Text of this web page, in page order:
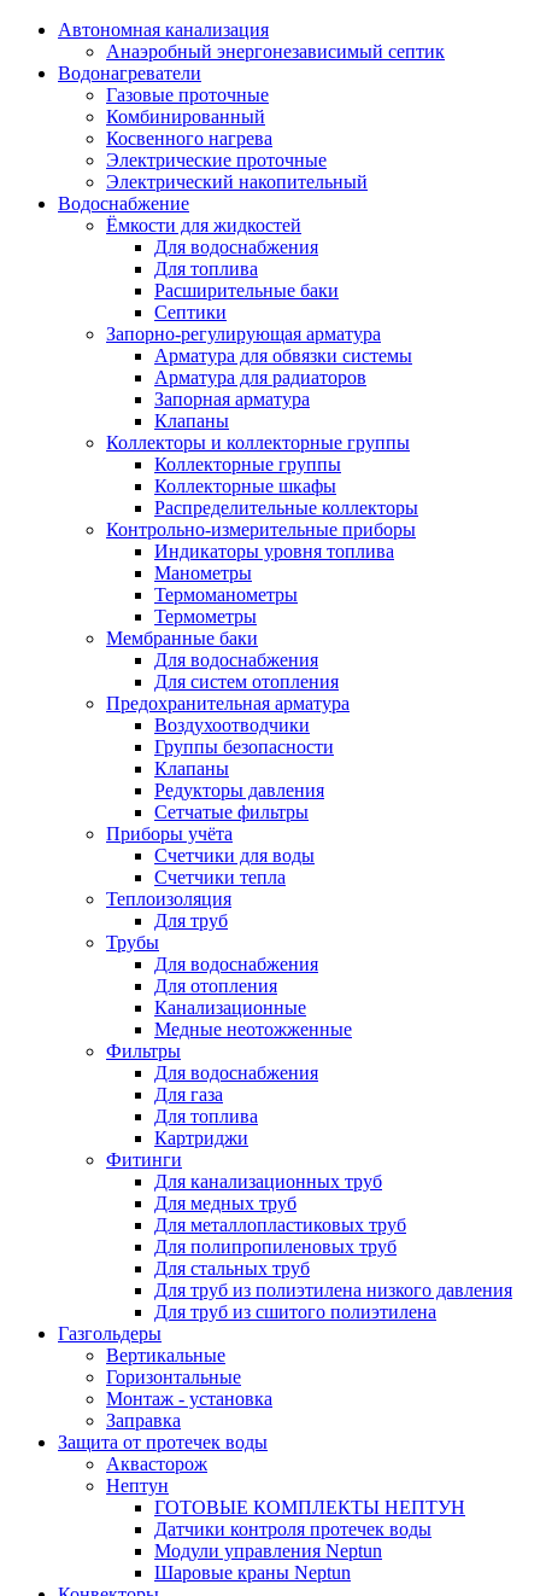
Автономная канализация
Анаэробный энергонезависимый септик
Водонагреватели
Газовые проточные
Комбинированный
Косвенного нагрева
Электрические проточные
Электрический накопительный
Водоснабжение
Ёмкости для жидкостей
Для водоснабжения
Для топлива
Расширительные баки
Септики
Запорно-регулирующая арматура
Арматура для обвязки системы
Арматура для радиаторов
Запорная арматура
Клапаны
Коллекторы и коллекторные группы
Коллекторные группы
Коллекторные шкафы
Распределительные коллекторы
Контрольно-измерительные приборы
Индикаторы уровня топлива
Манометры
Термоманометры
Термометры
Мембранные баки
Для водоснабжения
Для систем отопления
Предохранительная арматура
Воздухоотводчики
Группы безопасности
Клапаны
Редукторы давления
Сетчатые фильтры
Приборы учёта
Счетчики для воды
Счетчики тепла
Теплоизоляция
Для труб
Трубы
Для водоснабжения
Для отопления
Канализационные
Медные неотожженные
Фильтры
Для водоснабжения
Для газа
Для топлива
Картриджи
Фитинги
Для канализационных труб
Для медных труб
Для металлопластиковых труб
Для полипропиленовых труб
Для стальных труб
Для труб из полиэтилена низкого давления
Для труб из сшитого полиэтилена
Газгольдеры
Вертикальные
Горизонтальные
Монтаж - установка
Заправка
Защита от протечек воды
Аквасторож
Нептун
ГОТОВЫЕ КОМПЛЕКТЫ НЕПТУН
Датчики контроля протечек воды
Модули управления Neptun
Шаровые краны Neptun